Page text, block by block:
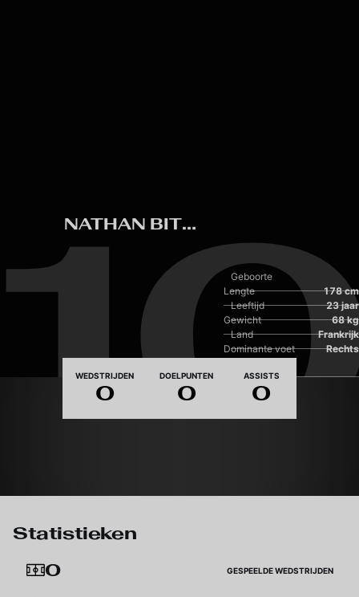
NATHAN BITUMAZALA
Lengte 178 cm
Gewicht 68 kg
Dominante voet Rechts
Geboorte
Leeftijd 23 jaar
Land Frankrijk
WEDSTRIJDEN
0
DOELPUNTEN
0
ASSISTS
0
Statistieken
0
GESPEELDE WEDSTRIJDEN